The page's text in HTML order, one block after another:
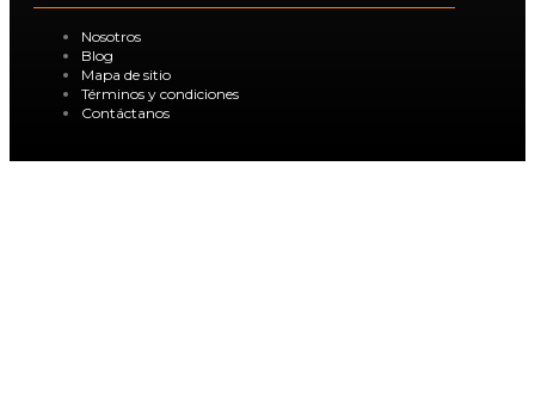
Nosotros
Blog
Mapa de sitio
Términos y condiciones
Contáctanos